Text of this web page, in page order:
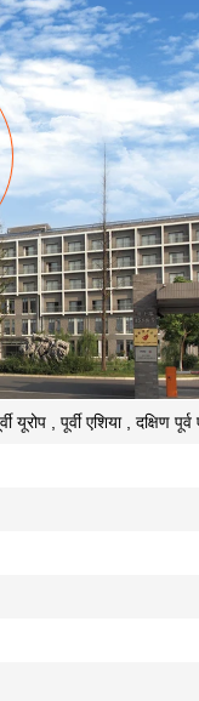
यूरोप , पूर्वी एशिया , दक्षिण